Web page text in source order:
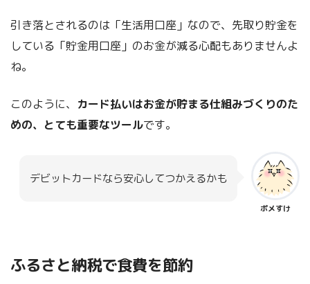
引き落とされるのは「生活用口座」なので、先取り貯金を
している「貯金用口座」のお金が減る心配もありませんよ
ね。
このように、 カード払いはお金が貯まる仕組みづくりのた
めの、とても重要なツールです。
ポメすけ
デビットカードなら安心してつかえるかも
ふるさと納税で食費を節約